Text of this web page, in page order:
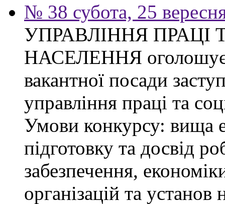
№ 38 субота, 25
УПРАВЛІННЯ ПРАЦІ
НАСЕЛЕННЯ оголошує
вакантної посади
управління праці та
Умови конкурсу: вища
підготовку та досвід
забезпечення,
організацій та